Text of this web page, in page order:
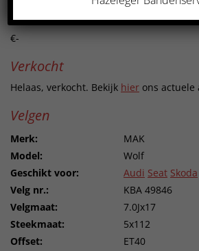
Prijs
€-
Verkocht
Helaas, verkocht. Bekijk hier ons actuele
Velgen
Merk:
MAK
Model:
Wolf
Geschikt voor:
Audi Seat Skoda
Velg nr.:
KBA 49846
Velgmaat:
7.0Jx17
Steekmaat:
5x112
Offset:
ET40